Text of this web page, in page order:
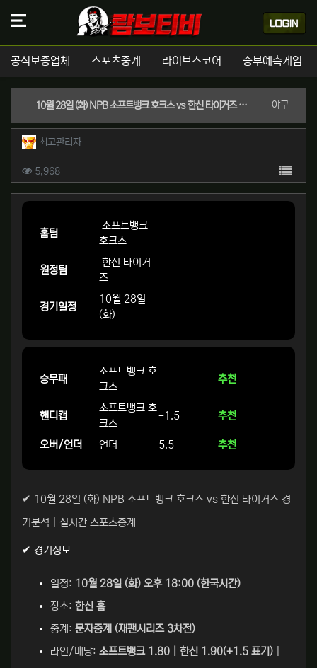
공식보증업체 스포츠중계 라이브스코어 승부예측게임
10월 28일 (화) NPB 소프트뱅크 호크스 vs 한신 타이거즈 경기분석 | 실시간 스포츠중계 야구분류
작성자 정보
최고관리자작성
컨텐츠 정보
5,968조회 목록
본문
홈팀
소프트뱅크
호크스
원정팀
한신 타이거
즈
경기일정
10월 28일
(화)
승무패
소프트뱅크 호
크스
추천
핸디캡
소프트뱅크 호
크스
-1.5 추천
오버/언더 언더 5.5 추천
✔ 10월 28일 (화) NPB 소프트뱅크 호크스 vs 한신 타이거즈 경
기분석 | 실시간 스포츠중계
✔ 경기정보
일정: 10월 28일 (화) 오후 18:00 (한국시간)
장소: 한신 홈
중계: 문자중계 (재팬시리즈 3차전)
라인/배당: 소프트뱅크 1.80 | 한신 1.90(+1.5 표기)